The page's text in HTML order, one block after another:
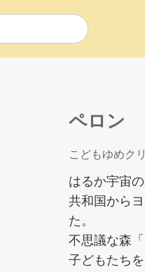
ペロン
こどもゆめク
はるか宇宙
共和国から
た。
不思議な森
子どもたち